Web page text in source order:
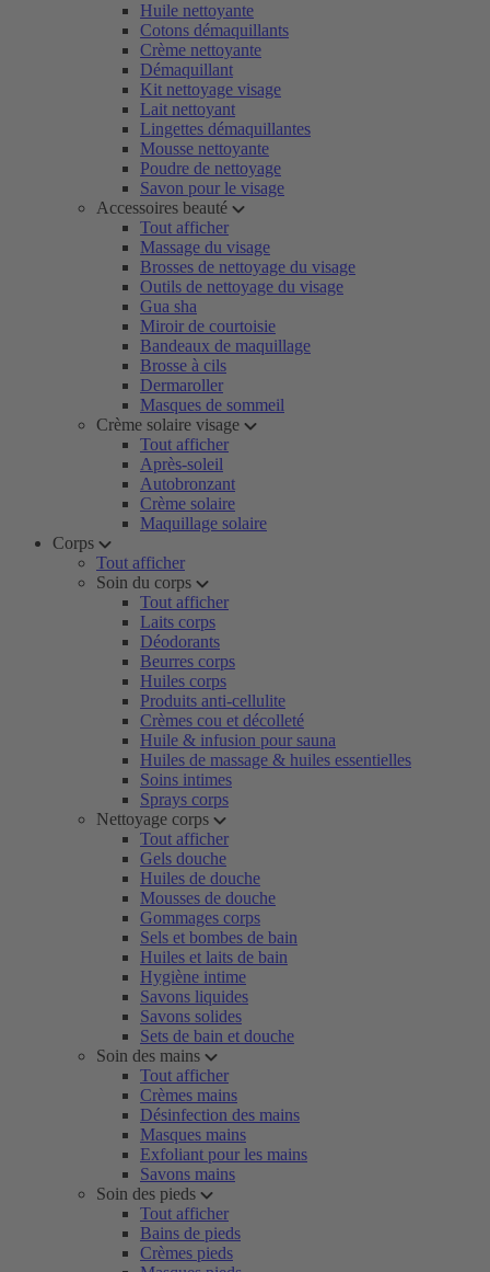
Huile nettoyante
Cotons démaquillants
Crème nettoyante
Démaquillant
Kit nettoyage visage
Lait nettoyant
Lingettes démaquillantes
Mousse nettoyante
Poudre de nettoyage
Savon pour le visage
Accessoires beauté
Tout afficher
Massage du visage
Brosses de nettoyage du visage
Outils de nettoyage du visage
Gua sha
Miroir de courtoisie
Bandeaux de maquillage
Brosse à cils
Dermaroller
Masques de sommeil
Crème solaire visage
Tout afficher
Après-soleil
Autobronzant
Crème solaire
Maquillage solaire
Corps
Tout afficher
Soin du corps
Tout afficher
Laits corps
Déodorants
Beurres corps
Huiles corps
Produits anti-cellulite
Crèmes cou et décolleté
Huile & infusion pour sauna
Huiles de massage & huiles essentielles
Soins intimes
Sprays corps
Nettoyage corps
Tout afficher
Gels douche
Huiles de douche
Mousses de douche
Gommages corps
Sels et bombes de bain
Huiles et laits de bain
Hygiène intime
Savons liquides
Savons solides
Sets de bain et douche
Soin des mains
Tout afficher
Crèmes mains
Désinfection des mains
Masques mains
Exfoliant pour les mains
Savons mains
Soin des pieds
Tout afficher
Bains de pieds
Crèmes pieds